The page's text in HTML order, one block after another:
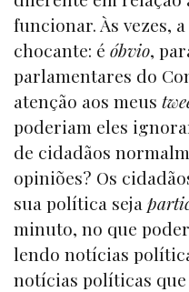
funcionar. Às vezes,
chocante: é óbvio,
parlamentares do
atenção aos meus
poderiam eles
de cidadãos
opiniões? Os
sua política seja
minuto, no que
lendo notícias
notícias políticas que